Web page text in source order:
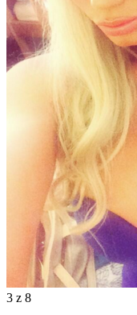
3 z 8